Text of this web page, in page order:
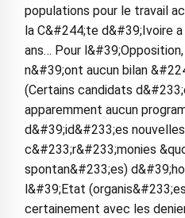
populations pour le travail
la C&#244;te d&#39;Ivoire
ans… Pour
n&#39;ont aucun bilan
(Certains candidats
apparemment aucun
d&#39;id&#233;es
c&#233;r&#233;monies
spontan&#233;es)
l&#39;Etat
certainement avec les